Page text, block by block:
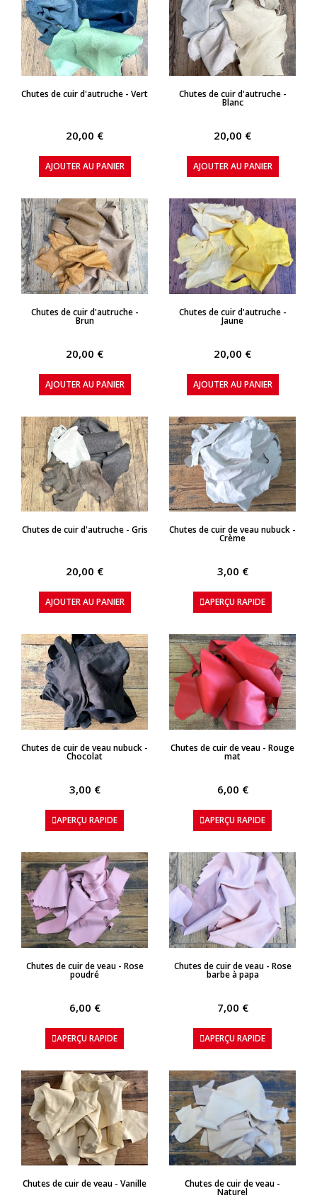
APERÇU RAPIDE
Chutes de cuir d'autruche - Vert
20,00 €
AJOUTER AU PANIER
APERÇU RAPIDE
Chutes de cuir d'autruche -
Blanc
20,00 €
AJOUTER AU PANIER
APERÇU RAPIDE
Chutes de cuir d'autruche -
Brun
20,00 €
AJOUTER AU PANIER
APERÇU RAPIDE
Chutes de cuir d'autruche -
Jaune
20,00 €
AJOUTER AU PANIER
APERÇU RAPIDE
Chutes de cuir d'autruche - Gris
20,00 €
AJOUTER AU PANIER
APERÇU RAPIDE
Chutes de cuir de veau nubuck -
Crème
3,00 €
APERÇU RAPIDE
APERÇU RAPIDE
Chutes de cuir de veau nubuck -
Chocolat
3,00 €
APERÇU RAPIDE
APERÇU RAPIDE
Chutes de cuir de veau - Rouge
mat
6,00 €
APERÇU RAPIDE
APERÇU RAPIDE
Chutes de cuir de veau - Rose
poudré
6,00 €
APERÇU RAPIDE
APERÇU RAPIDE
Chutes de cuir de veau - Rose
barbe à papa
7,00 €
APERÇU RAPIDE
APERÇU RAPIDE
Chutes de cuir de veau - Vanille APERÇU RAPIDE
Chutes de cuir de veau -
Naturel